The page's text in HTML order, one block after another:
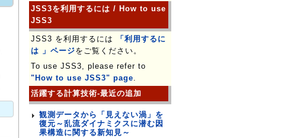
JSS3を利用するには / How to use
JSS3
JSS3 を利用するには
「利用するに
は 」ページをご覧ください。
To use JSS3, please refer to
"How to use JSS3" page.
活躍する計算技術-最近の追加
観測データから「見えない渦」を
復元～乱流ダイナミクスに潜む因
果構造に関する新知見～